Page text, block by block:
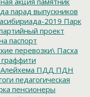
парад выпускников
2019 Парк
проект
паспорт
перевозки\ Пасха
граффити
ПДД ПДН
педагогическая
пенсионеры